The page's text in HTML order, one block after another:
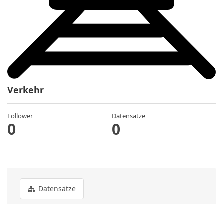
Verkehr
Follower
0
Datensätze
0
Datensätze